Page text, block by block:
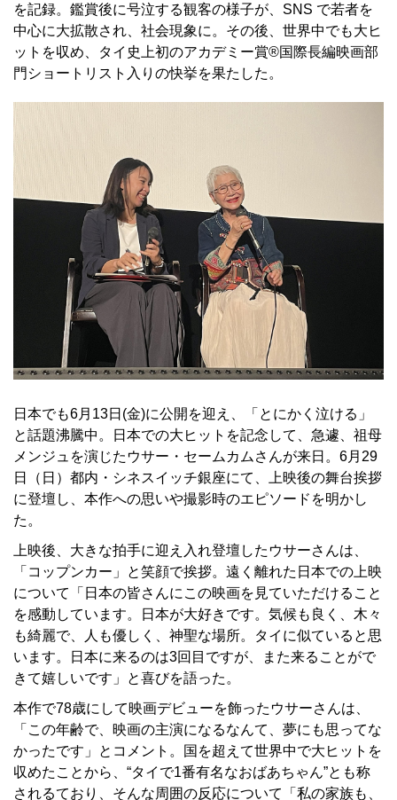
を記録。鑑賞後に号泣する観客の様子が、SNS で若者を
中心に大拡散され、社会現象に。その後、世界中でも大ヒ
ットを収め、タイ史上初のアカデミー賞®国際長編映画部
門ショートリスト入りの快挙を果たした。
日本でも6月13日(金)に公開を迎え、「とにかく泣ける」
と話題沸騰中。日本での大ヒットを記念して、急遽、祖母
メンジュを演じたウサー・セームカムさんが来日。6月29
日（日）都内・シネスイッチ銀座にて、上映後の舞台挨拶
に登壇し、本作への思いや撮影時のエピソードを明かし
た。
上映後、大きな拍手に迎え入れ登壇したウサーさんは、
「コップンカー」と笑顔で挨拶。遠く離れた日本での上映
について「日本の皆さんにこの映画を見ていただけること
を感動しています。日本が大好きです。気候も良く、木々
も綺麗で、人も優しく、神聖な場所。タイに似ていると思
います。日本に来るのは3回目ですが、また来ることがで
きて嬉しいです」と喜びを語った。
本作で78歳にして映画デビューを飾ったウサーさんは、
「この年齢で、映画の主演になるなんて、夢にも思ってな
かったです」とコメント。国を超えて世界中で大ヒットを
収めたことから、“タイで1番有名なおばあちゃん”とも称
されるており、そんな周囲の反応について「私の家族も、